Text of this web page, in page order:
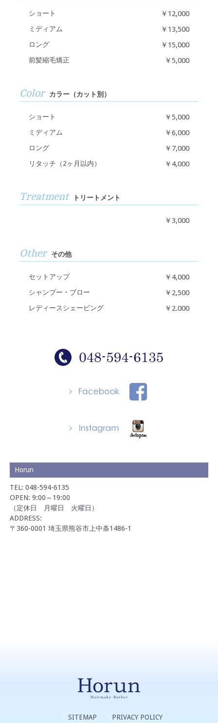
ショート ￥12,000
ミディアム ￥13,500
ロング ￥15,000
前髪縮毛矯正 ￥5,000
Color カラー（カット別）
ショート ￥5,000
ミディアム ￥6,000
ロング ￥7,000
リタッチ（2ヶ月以内） ￥4,000
Treatment トリートメント
￥3,000
Other その他
セットアップ ￥4,000
シャンプー・ブロー ￥2,500
レディースシェービング ￥2.000
Horun
TEL: 048-594-6135
OPEN: 9:00～19:00
（定休日 月曜日 火曜日）
ADDRESS:
〒360-0001 埼玉県熊谷市上中条1486-1
SITEMAP PRIVACY POLICY